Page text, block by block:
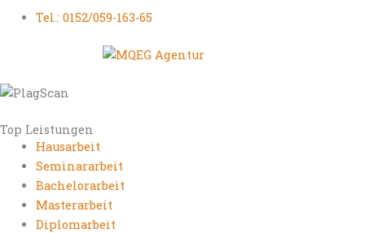
Tel.: 0152/059-163-65
Top Leistungen
Hausarbeit
Seminararbeit
Bachelorarbeit
Masterarbeit
Diplomarbeit